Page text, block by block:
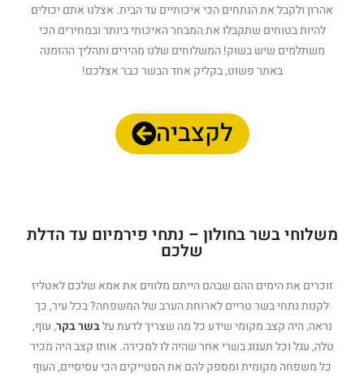
אהרון ולקבל את הנתחים הכי איכותיים עד הבית. אצלנו אתם יכולים
להיות בטוחים שתקבלו את המבחר האיכותי ביותר ובמחירים הכי
משתלמים שיש בשוק! המשלוחים שלנו מהירים ותהליך ההזמנה
באתר פשוט, בקליק אחד הבשר כבר אצלכם!
לקצביה
משלוחי בשר בחולון – נתחי פירמיום עד הדלת
שלכם
זוכרים את הימים ההם שבהם הייתם מלווים את אמא שלכם לאטליז
לקנות נתחי בשר טריים לארוחת הערב של המשפחה? בכל עיר, כך
נראה, היה קצב מקומי שידע כל מה שצריך לדעת עלבשר בקר, עוף,
טלה, עגל וכל תענוג בשרי אחר שהיה לו למכירה. אותו קצב היה מכיר
כל משפחה מקומית ומספק להם את הסטייקים הכי עסיסיים, העוף